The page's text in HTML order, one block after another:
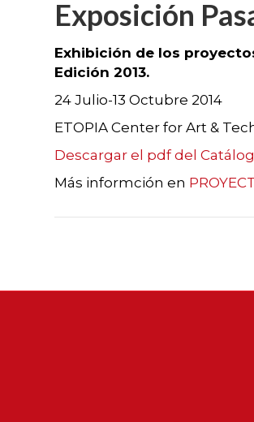
Exposición
Exhibición de los
Edición 2013.
24 Julio-13 Octubre 2014
ETOPIA Center for Art &
Descargar el pdf del
Más informción en